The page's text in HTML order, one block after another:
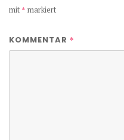
mit * markiert
KOMMENTAR *